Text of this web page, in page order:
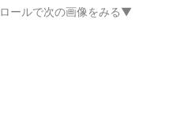
ールで次の画像をみる▼